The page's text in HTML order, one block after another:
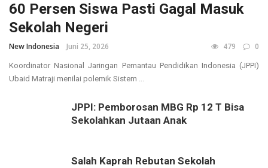
60 Persen Siswa Pasti Gagal Masuk
Sekolah Negeri
New Indonesia Juni 25, 2026 479 0
Koordinator Nasional Jaringan Pemantau Pendidikan Indonesia (JPPI)
Ubaid Matraji menilai polemik Sistem ...
JPPI: Pemborosan MBG Rp 12 T Bisa
Sekolahkan Jutaan Anak
Salah Kaprah Rebutan Sekolah